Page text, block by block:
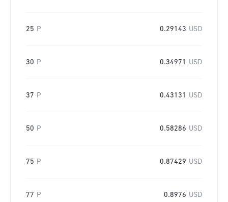
25 P 0.29143 USD
30 P 0.34971 USD
37 P 0.43131 USD
50 P 0.58286 USD
75 P 0.87429 USD
77 P 0.8976 USD